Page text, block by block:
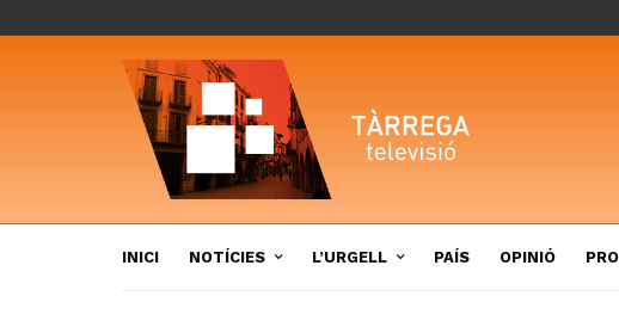
INICI NOTÍCIES L’URGELL PAÍS OPINIÓ